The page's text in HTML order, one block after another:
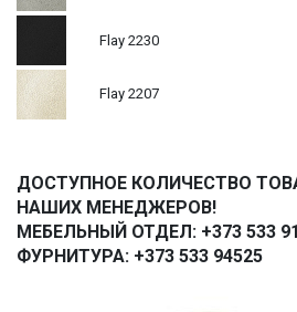
Flay 2230
Flay 2207
ДОСТУПНОЕ КОЛИЧЕСТВО
НАШИХ МЕНЕДЖЕРОВ!
МЕБЕЛЬНЫЙ ОТДЕЛ: +373 533
ФУРНИТУРА: +373 533 94525